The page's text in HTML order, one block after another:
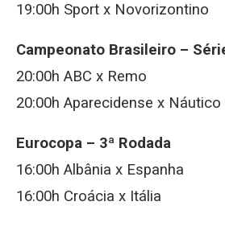
19:00h Sport x Novorizontino
Campeonato Brasileiro –
20:00h ABC x Remo
20:00h Aparecidense x Náutico
Eurocopa – 3ª Rodada
16:00h Albânia x Espanha
16:00h Croácia x Itália